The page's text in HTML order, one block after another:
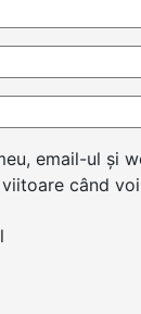
email-ul și
când